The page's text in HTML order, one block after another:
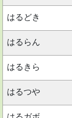
はるどき
はるらん
はるきら
はるつや